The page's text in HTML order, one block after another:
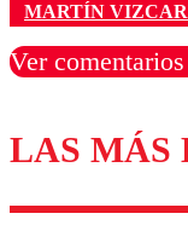
MARTÍN
Ver comentarios
Los
LAS MÁS